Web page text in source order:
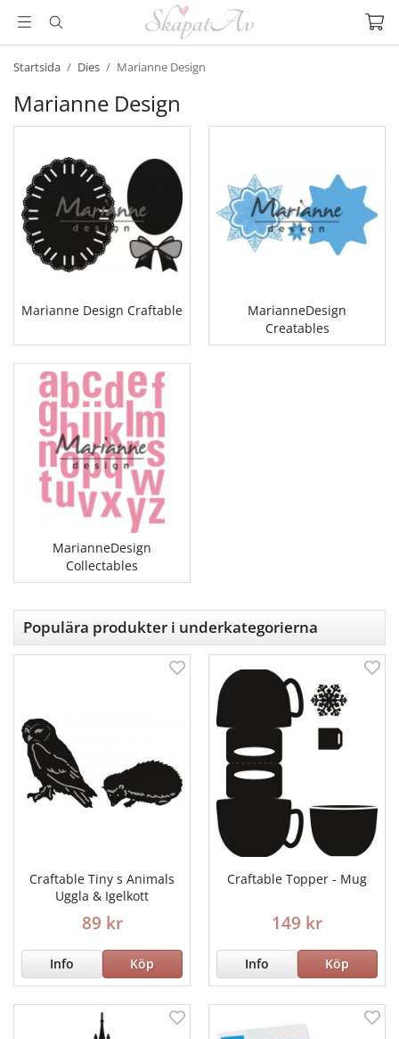
Startsida / Dies / Marianne Design
Marianne Design
Marianne Design Craftable
MarianneDesign
Creatables
MarianneDesign
Collectables
Populära produkter i underkategorierna
Craftable Tiny s Animals
Uggla & Igelkott
89 kr
Info Köp
Craftable Topper - Mug
149 kr
Info Köp